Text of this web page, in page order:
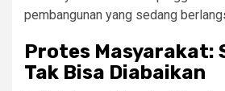
pembangunan yang sedang
Protes Masyarakat:
Tak Bisa Diabaikan